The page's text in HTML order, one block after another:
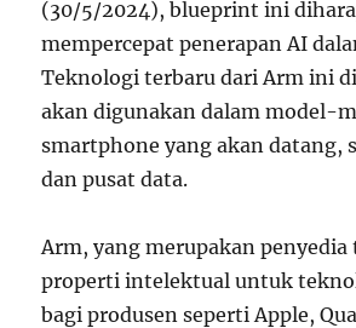
(30/5/2024), blueprint ini
mempercepat penerapan AI
Teknologi terbaru dari Arm ini
akan digunakan dalam model-
smartphone yang akan datang,
dan pusat data.
Arm, yang merupakan penyedia
properti intelektual untuk
bagi produsen seperti Apple,